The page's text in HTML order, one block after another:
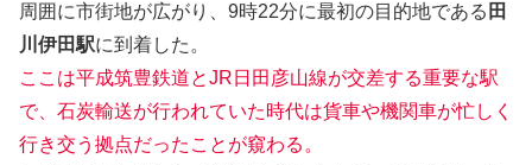
周囲に市街地が広がり、9時22分に最初の目的地である 田
川伊田駅に到着した。
ここは平成筑豊鉄道とJR日田彦山線が交差する重要な駅
で、石炭輸送が行われていた時代は貨車や機関車が忙しく
行き交う拠点だったことが窺わる。